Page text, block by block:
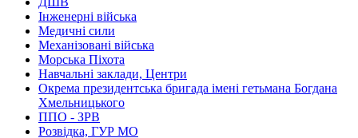
Інженерні війська
Медичні сили
Механізовані війська
Морська Піхота
Навчальні заклади, Центри
Окрема президентська бригада імені гетьмана Богдана
Хмельницького
ППО - ЗРВ
Розвідка, ГУР МО